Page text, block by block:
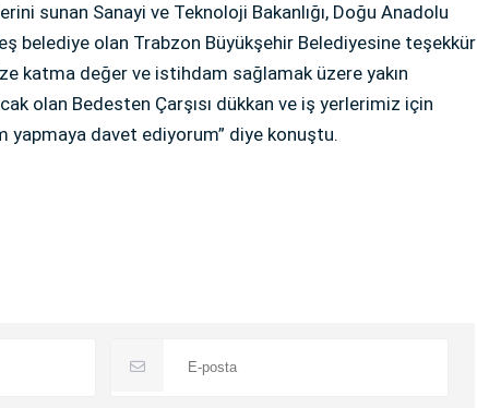
sunan Sanayi ve Teknoloji Bakanlığı, Doğu Anadolu
belediye olan Trabzon Büyükşehir Belediyesine teşekkür
katma değer ve istihdam sağlamak üzere yakın
olan Bedesten Çarşısı dükkan ve iş yerlerimiz için
yapmaya davet ediyorum” diye konuştu.